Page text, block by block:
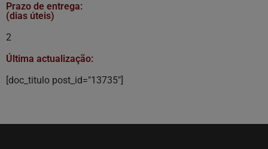
Prazo de entrega:
(dias úteis)
2
Última actualização:
[doc_titulo post_id="13735"]